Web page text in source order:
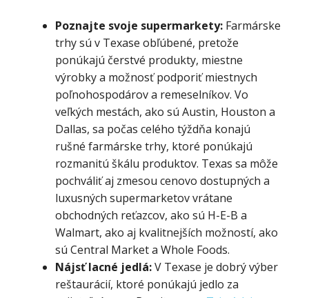
Poznajte svoje supermarkety: Farmárske
trhy sú v Texase obľúbené, pretože
ponúkajú čerstvé produkty, miestne
výrobky a možnosť podporiť miestnych
poľnohospodárov a remeselníkov. Vo
veľkých mestách, ako sú Austin, Houston a
Dallas, sa počas celého týždňa konajú
rušné farmárske trhy, ktoré ponúkajú
rozmanitú škálu produktov. Texas sa môže
pochváliť aj zmesou cenovo dostupných a
luxusných supermarketov vrátane
obchodných reťazcov, ako sú H-E-B a
Walmart, ako aj kvalitnejších možností, ako
sú Central Market a Whole Foods.
Nájsť lacné jedlá:V Texase je dobrý výber
reštaurácií, ktoré ponúkajú jedlo za